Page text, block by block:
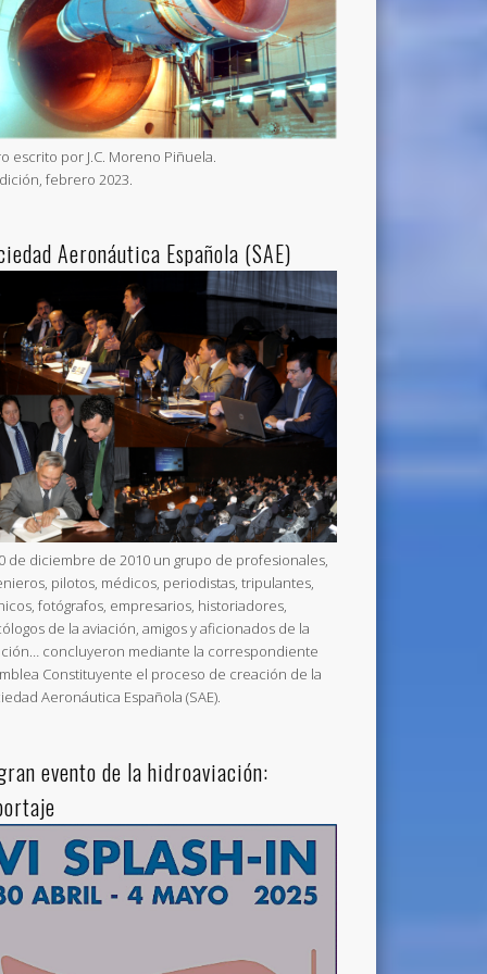
escrito por J.C. Moreno Piñuela.
febrero 2023.
Aeronáutica Española (SAE)
de diciembre de 2010 un grupo de profesionales,
pilotos, médicos, periodistas, tripulantes,
fotógrafos, empresarios, historiadores,
de la aviación, amigos y aficionados de la
concluyeron mediante la correspondiente
Constituyente el proceso de creación de la
Aeronáutica Española (SAE).
evento de la hidroaviación: